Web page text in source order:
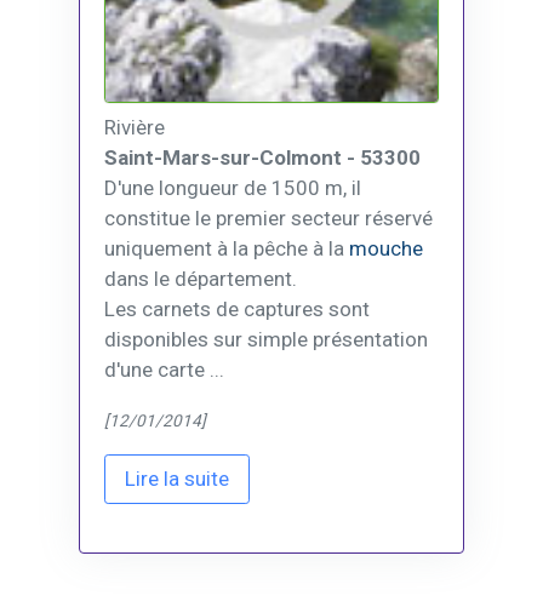
Rivière
Saint-Mars-sur-Colmont - 53300
D'une longueur de 1500 m, il
constitue le premier secteur réservé
uniquement à la pêche à la mouche
dans le département.
Les carnets de captures sont
disponibles sur simple présentation
d'une carte ...
[12/01/2014]
Lire la suite